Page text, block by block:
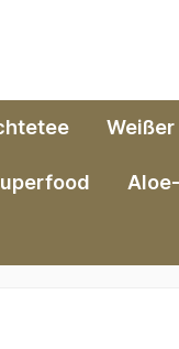
Weißer